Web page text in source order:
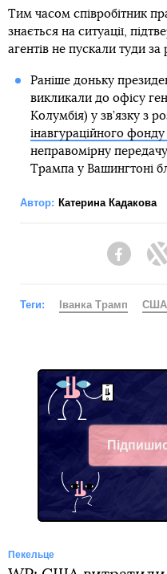
Тим часом співробітник
знається на ситуації,
агентів не пускали туди
Раніше доньку
викликали до офісу
Колумбія) у зв’язку з
інавгураційного фонду
неправомірну
Трампа у Вашингтоні
Автор: Катерина Кадакова
Теги: Іванка Трамп США
Telegram
Пекельце